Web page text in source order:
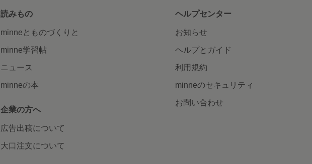
読みもの
minneとものづくりと
minne学習帖
ニュース
minneの本
企業の方へ
広告出稿について
大口注文について
ヘルプセンター
お知らせ
ヘルプとガイド
利用規約
minneのセキュリティ
お問い合わせ